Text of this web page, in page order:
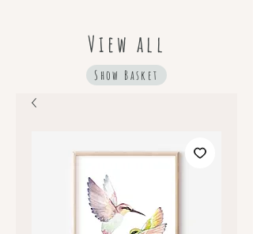
View all
Show Basket